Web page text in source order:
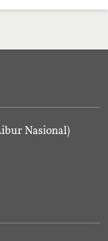
Nasional)